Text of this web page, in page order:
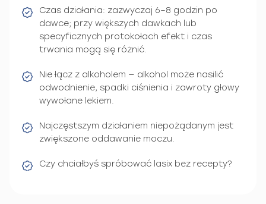
Czas działania: zazwyczaj 6–8 godzin po
dawce; przy większych dawkach lub
specyficznych protokołach efekt i czas
trwania mogą się różnić.
Nie łącz z alkoholem — alkohol może nasilić
odwodnienie, spadki ciśnienia i zawroty głowy
wywołane lekiem.
Najczęstszym działaniem niepożądanym jest
zwiększone oddawanie moczu.
Czy chciałbyś spróbować lasix bez recepty?